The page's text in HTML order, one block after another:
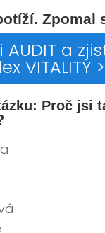
Zpomal
AUDIT a
VITALITY
Proč jsi